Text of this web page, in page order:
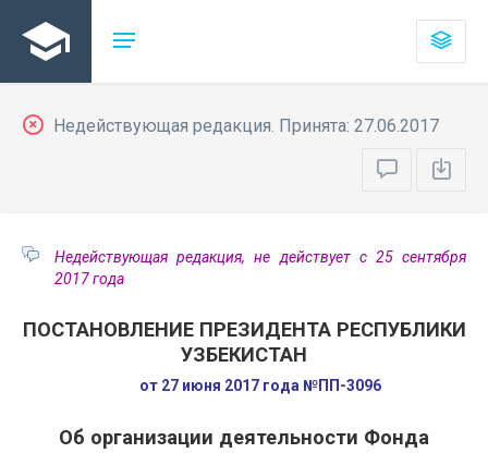
Недействующая редакция. Принята: 27.06.2017
Недействующая редакция, не действует с 25 сентября
2017 года
ПОСТАНОВЛЕНИЕ ПРЕЗИДЕНТА РЕСПУБЛИКИ
УЗБЕКИСТАН
от 27 июня 2017 года №ПП-3096
Об организации деятельности Фонда